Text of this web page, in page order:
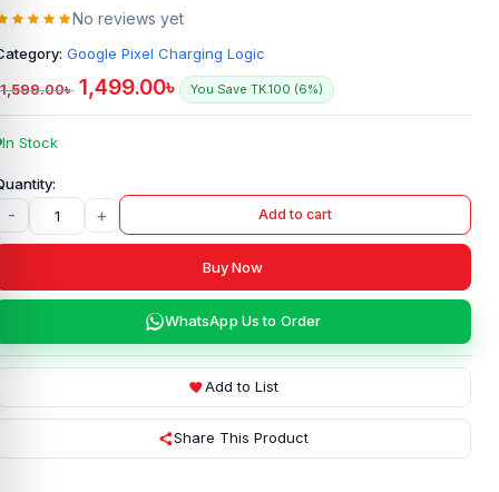
No reviews yet
Google Pixel Charging Logic
1,599.00৳ 1,499.00৳ You Save TK.100 (6%)
In Stock
- + Add to cart
Buy Now
WhatsApp Us to Order
Add to List
Share This Product